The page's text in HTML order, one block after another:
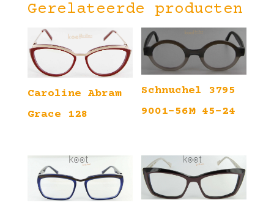
Gerelateerde producten
Caroline Abram
Grace 128
Schnuchel 3795
9001-56M 45-24